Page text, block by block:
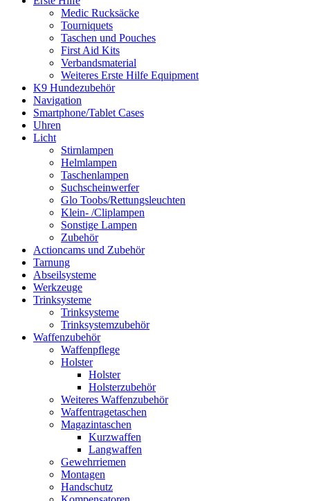
Medic Rucksäcke
Tourniquets
Taschen und Pouches
First Aid Kits
Verbandsmaterial
Weiteres Erste Hilfe Equipment
K9 Hundezubehör
Navigation
Smartphone/Tablet Cases
Uhren
Licht
Stirnlampen
Helmlampen
Taschenlampen
Suchscheinwerfer
Glo Toobs/Rettungsleuchten
Klein- /Cliplampen
Sonstige Lampen
Zubehör
Actioncams und Zubehör
Tarnung
Abseilsysteme
Werkzeuge
Trinksysteme
Trinksysteme
Trinksystemzubehör
Waffenzubehör
Waffenpflege
Holster
Holster
Holsterzubehör
Weiteres Waffenzubehör
Waffentragetaschen
Magazintaschen
Kurzwaffen
Langwaffen
Gewehrriemen
Montagen
Handschutz